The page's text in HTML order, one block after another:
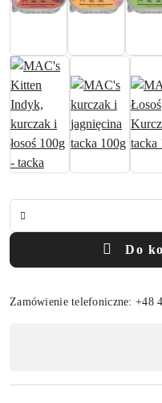
Do
Zamówienie telefoniczne: +48
płatność